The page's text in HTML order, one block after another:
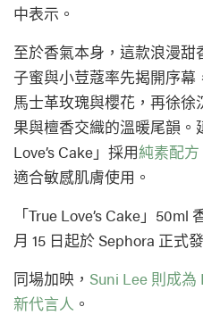
中表示。
至於香氣本身，這款浪漫
子蜜與小荳蔻率先揭開序
馬士革玫瑰與櫻花，再徐
果與檀香交織的溫暖尾韻。
Love’s Cake」採用純素配方
適合敏感肌膚使用。
「True Love’s Cake」
月 15 日起於 Sephora 正式
同場加映， Suni Lee 則成
新代言人 。